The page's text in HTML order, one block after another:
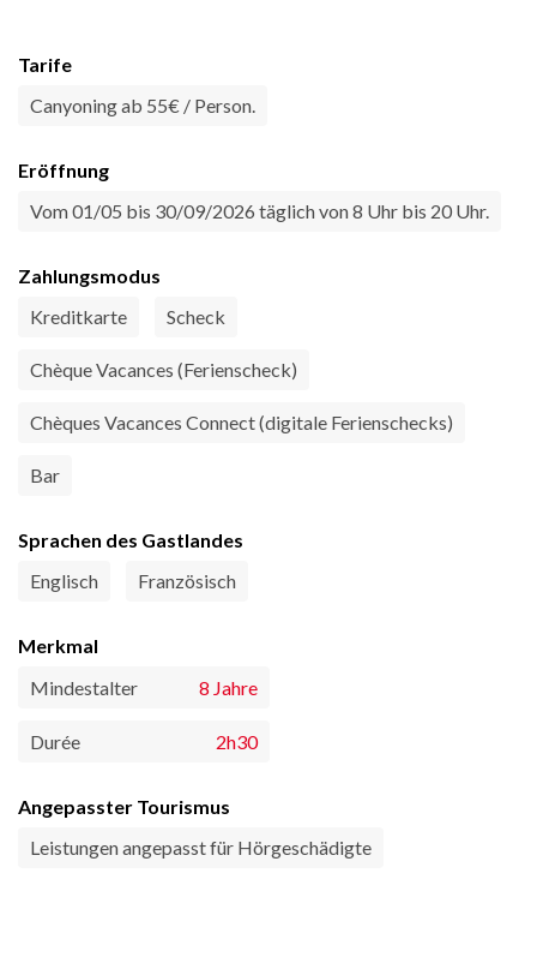
Tarife
Canyoning ab 55€ / Person.
Eröffnung
Vom 01/05 bis 30/09/2026 täglich von 8 Uhr bis 20 Uhr.
Zahlungsmodus
Kreditkarte
Scheck
Chèque Vacances (Ferienscheck)
Chèques Vacances Connect (digitale Ferienschecks)
Bar
Sprachen des Gastlandes
Englisch
Französisch
Merkmal
Mindestalter
8 Jahre
Durée 2h30
Angepasster Tourismus
Leistungen angepasst für Hörgeschädigte